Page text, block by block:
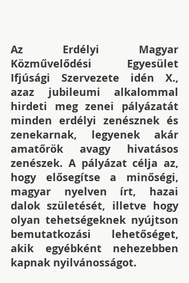
Az Erdélyi Magyar
Közművelődési Egyesület
Ifjúsági Szervezete idén X.,
azaz jubileumi alkalommal
hirdeti meg zenei pályázatát
minden erdélyi zenésznek és
zenekarnak, legyenek akár
amatőrök avagy hivatásos
zenészek. A pályázat célja az,
hogy elősegítse a minőségi,
magyar nyelven írt, hazai
dalok születését, illetve hogy
olyan tehetségeknek nyújtson
bemutatkozási lehetőséget,
akik egyébként nehezebben
kapnak nyilvánosságot.